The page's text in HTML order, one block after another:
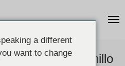
entrega del anillo
a different
want to change